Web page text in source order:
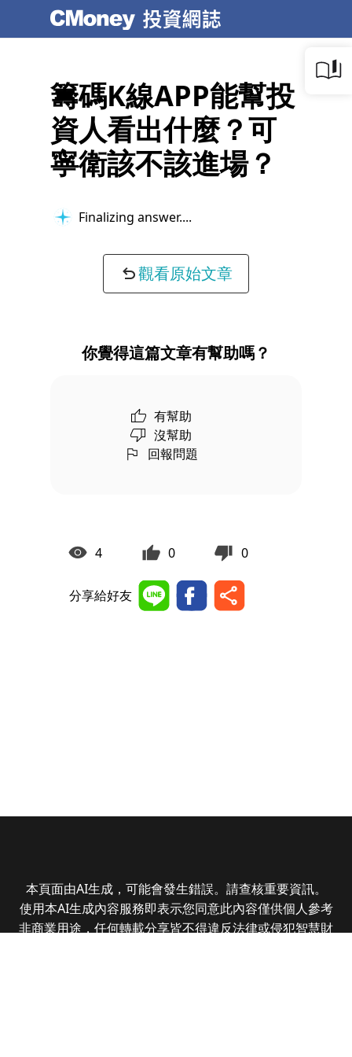
籌碼K線APP能幫投
資人看出什麼？可
寧衛該不該進場？
Finalizing answer...
觀看原始文章
你覺得這篇文章有幫助嗎？
有幫助
沒幫助
回報問題
4 0 0
分享給好友
本頁面由AI生成，可能會發生錯誤。請查核重要資訊。
使用本AI生成內容服務即表示您同意此內容僅供個人參考
非商業用途，任何轉載分享皆不得違反法律或侵犯智慧財